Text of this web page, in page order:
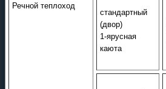
Речной теплоход
стандартный
(двор)
1-ярусная
каюта